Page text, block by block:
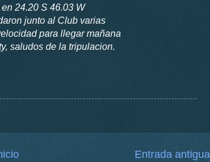
24.20 S 46.03 W
junto al Club varias
para llegar mañana
saludos de la tripulacion.
Entrada antigua